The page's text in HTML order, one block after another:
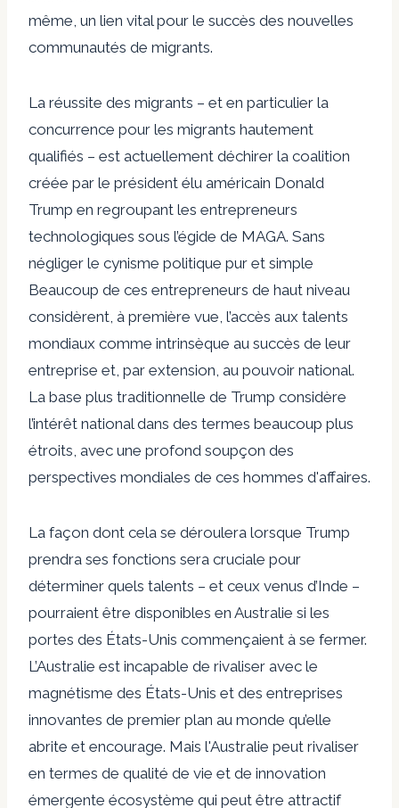
même, un lien vital pour le succès des nouvelles
communautés de migrants.
La réussite des migrants – et en particulier la
concurrence pour les migrants hautement
qualifiés – est actuellement déchirer la coalition
créée par le président élu américain Donald
Trump en regroupant les entrepreneurs
technologiques sous l’égide de MAGA. Sans
négliger le cynisme politique pur et simple
Beaucoup de ces entrepreneurs de haut niveau
considèrent, à première vue, l’accès aux talents
mondiaux comme intrinsèque au succès de leur
entreprise et, par extension, au pouvoir national.
La base plus traditionnelle de Trump considère
l’intérêt national dans des termes beaucoup plus
étroits, avec une profond soupçon des
perspectives mondiales de ces hommes d'affaires.
La façon dont cela se déroulera lorsque Trump
prendra ses fonctions sera cruciale pour
déterminer quels talents – et ceux venus d’Inde –
pourraient être disponibles en Australie si les
portes des États-Unis commençaient à se fermer.
L’Australie est incapable de rivaliser avec le
magnétisme des États-Unis et des entreprises
innovantes de premier plan au monde qu’elle
abrite et encourage. Mais l'Australie peut rivaliser
en termes de qualité de vie et de innovation
émergente écosystème qui peut être attractif